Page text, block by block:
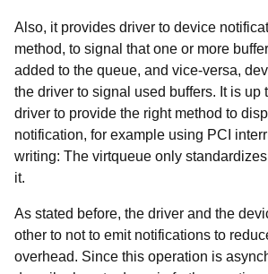
Also, it provides driver to device
method, to signal that one or more
added to the queue, and vice-versa,
the driver to signal used buffers. It is up
driver to provide the right method to
notification, for example using PCI
writing: The virtqueue only
it.
As stated before, the driver and the
other to not to emit notifications to
overhead. Since this operation is